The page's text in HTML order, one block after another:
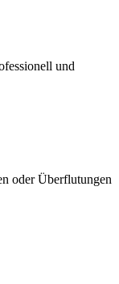
und
oder Überflutungen